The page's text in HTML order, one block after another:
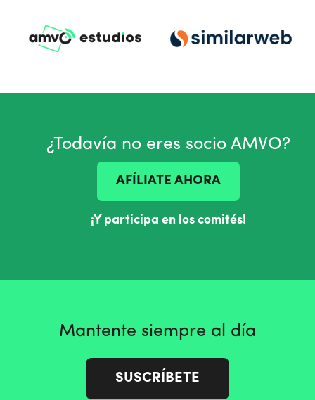
¿Todavía no eres socio AMVO?
AFÍLIATE AHORA
¡Y participa en los comités!
Mantente siempre al día
SUSCRÍBETE